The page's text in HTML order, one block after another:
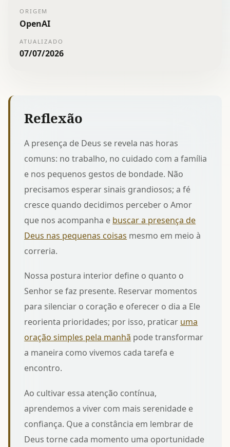
ORIGEM
OpenAI
ATUALIZADO
07/07/2026
Reflexão
A presença de Deus se revela nas horas
comuns: no trabalho, no cuidado com a família
e nos pequenos gestos de bondade. Não
precisamos esperar sinais grandiosos; a fé
cresce quando decidimos perceber o Amor
que nos acompanha e buscar a presença de
Deus nas pequenas coisas mesmo em meio à
correria.
Nossa postura interior define o quanto o
Senhor se faz presente. Reservar momentos
para silenciar o coração e oferecer o dia a Ele
reorienta prioridades; por isso, praticar uma
oração simples pela manhã pode transformar
a maneira como vivemos cada tarefa e
encontro.
Ao cultivar essa atenção contínua,
aprendemos a viver com mais serenidade e
confiança. Que a constância em lembrar de
Deus torne cada momento uma oportunidade